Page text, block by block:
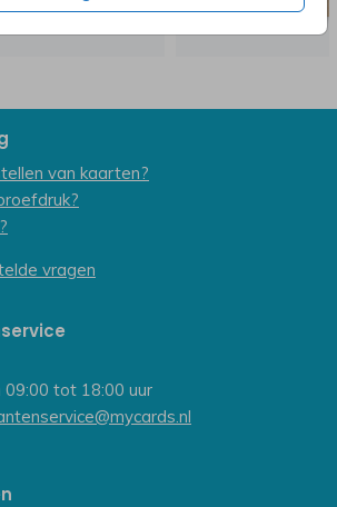
van kaarten?
vragen
tot 18:00 uur